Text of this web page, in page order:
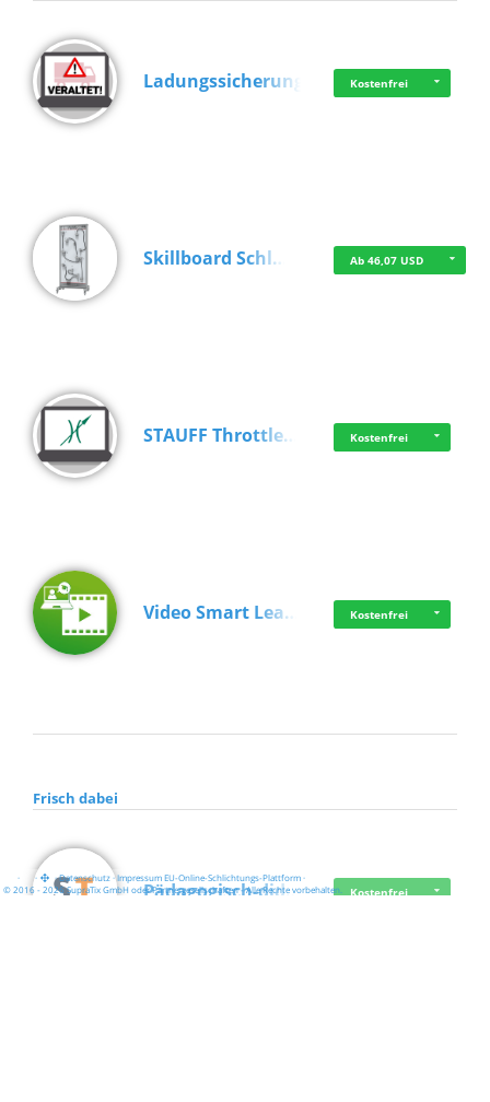
Ladungssicherung Kostenfrei
Skillboard Schl… Ab 46,07 USD
STAUFF Throttle… Kostenfrei
Video Smart Lea… Kostenfrei
Frisch dabei
Pädagogisch-did… Kostenfrei
· · ·Datenschutz·Impressum EU-Online-Schlichtungs-Plattform·
© 2016 - 2026 SupraTix GmbH oder Partnergesellschaften - Alle Rechte vorbehalten.